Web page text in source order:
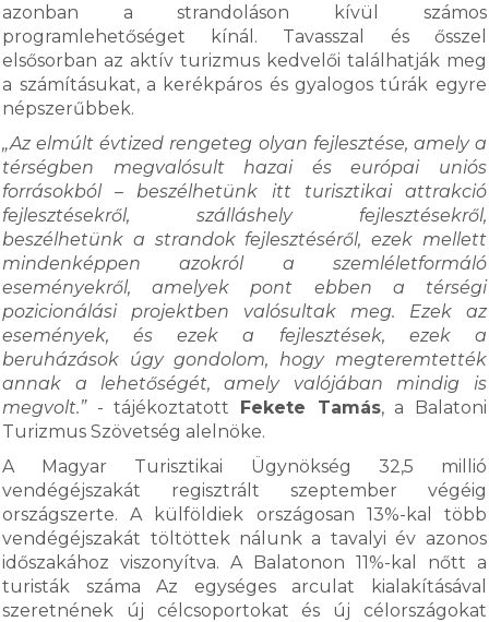
azonban a strandoláson kívül számos
programlehetőséget kínál. Tavasszal és ősszel
elsősorban az aktív turizmus kedvelői találhatják meg
a számításukat, a kerékpáros és gyalogos túrák egyre
népszerűbbek.
„Az elmúlt évtized rengeteg olyan fejlesztése, amely a
térségben megvalósult hazai és európai uniós
forrásokból – beszélhetünk itt turisztikai attrakció
fejlesztésekről, szálláshely fejlesztésekről,
beszélhetünk a strandok fejlesztéséről, ezek mellett
mindenképpen azokról a szemléletformáló
eseményekről, amelyek pont ebben a térségi
pozicionálási projektben valósultak meg. Ezek az
események, és ezek a fejlesztések, ezek a
beruházások úgy gondolom, hogy megteremtették
annak a lehetőségét, amely valójában mindig is
megvolt.”- tájékoztatott Fekete Tamás, a Balatoni
Turizmus Szövetség alelnöke.
A Magyar Turisztikai Ügynökség 32,5 millió
vendégéjszakát regisztrált szeptember végéig
országszerte. A külföldiek országosan 13%-kal több
vendégéjszakát töltöttek nálunk a tavalyi év azonos
időszakához viszonyítva. A Balatonon 11%-kal nőtt a
turisták száma Az egységes arculat kialakításával
szeretnének új célcsoportokat és új célországokat